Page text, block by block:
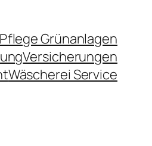
Pflege Grünanlagen
Versicherungen
Wäscherei Service